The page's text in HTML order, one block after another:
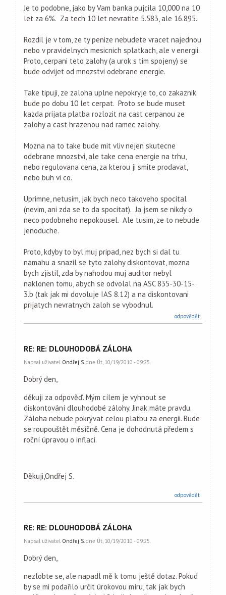
Je to podobne, jako by Vam banka pujcila 10,000 na 10
let za 6%. Za tech 10 let nevratite 5.583, ale 16.895.
Rozdil je v tom, ze ty penize nebudete vracet najednou
nebo v pravidelnych mesicnich splatkach, ale v energii.
Proto, cerpani teto zalohy (a urok s tim spojeny) se
bude odvijet od mnozstvi odebrane energie.
Take tipuji, ze zaloha uplne nepokryje to, co zakaznik
bude po dobu 10 let cerpat. Proto se bude muset
kazda prijata platba rozlozit na cast cerpanou ze
zalohy a cast hrazenou nad ramec zalohy.
Mozna na to take bude mit vliv nejen skutecne
odebrane mnozstvi, ale take cena energie na trhu,
nebo regulovana cena, za kterou ji smite prodavat,
nebo buh vi co.
Uprimne, netusim, jak bych neco takoveho spocital
(nevim, ani zda se to da spocitat). Ja jsem se nikdy o
neco podobneho nepokousel. Ale tusim, ze to nebude
jenoduche.
Proto, kdyby to byl muj pripad, nez bych si dal tu
namahu a snazil se tyto zalohy diskontovat, mozna
bych zjistil, zda by nahodou muj auditor nebyl
naklonen tomu, abych se odvolal na ASC 835-30-15-
3.b (tak jak mi dovoluje IAS 8.12) a na diskontovani
prijatych nevratnych zaloh se vybodnul.
odpovědět
RE: RE: DLOUHODOBÁ ZÁLOHA
Napsal uživatel Ondřej S.dne Út, 10/19/2010 - 09:25.
Dobrý den,
děkuji za odpověď. Mým cílem je vyhnout se
diskontování dlouhodobé zálohy. Jinak máte pravdu.
Záloha nebude pokrývat celou platbu za energii. Bude
se roupouštět měsíčně. Cena je dohodnutá předem s
roční úpravou o inflaci.
Děkuji,Ondřej S.
odpovědět
RE: RE: DLOUHODOBÁ ZÁLOHA
Napsal uživatel Ondřej S.dne Út, 10/19/2010 - 09:25.
Dobrý den,
nezlobte se, ale napadl mě k tomu ještě dotaz. Pokud
by se mi podařilo určit úrokovou míru, tak jak bych